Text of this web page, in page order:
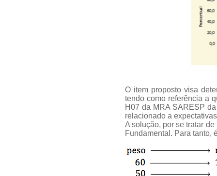
O item proposto visa
tendo como referência a
H07 da MRA SARESP
relacionado a
A solução, por se tratar
Fundamental. Para tanto,